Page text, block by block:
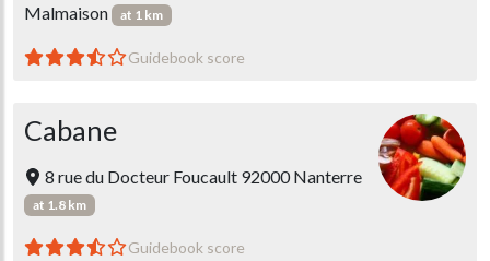
Malmaison
at 1 km
Guidebook score
Cabane
8 rue du Docteur Foucault 92000 Nanterre
at 1.8 km
Guidebook score